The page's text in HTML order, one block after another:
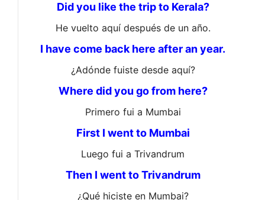
Did you like the trip to Kerala?
He vuelto aquí después de un año.
I have come back here after an year.
¿Adónde fuiste desde aquí?
Where did you go from here?
Primero fui a Mumbai
First I went to Mumbai
Luego fui a Trivandrum
Then I went to Trivandrum
¿Qué hiciste en Mumbai?